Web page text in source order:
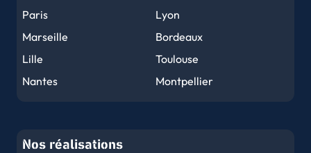
Paris
Lyon
Marseille
Bordeaux
Lille
Toulouse
Nantes
Montpellier
Le Havre
Nos réalisations